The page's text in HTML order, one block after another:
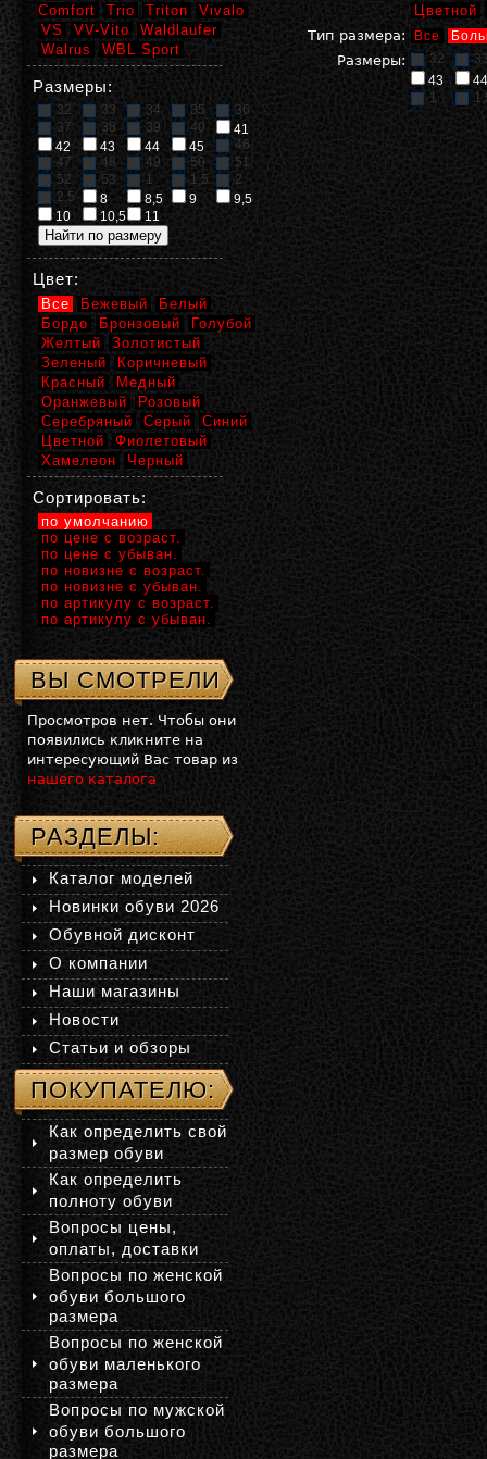
Цветной
Тип размера:
Все
Размеры: 32
43
44
1
Comfort
Trio Triton
Vivalo
VS
VV-Vito
Waldlaufer
Walrus
WBL Sport
Размеры:
32 33 34 35
36
37
38 39 40
41
42
43 44 45
46
47
48 49 50
51
52
53 1 1,5
2
2,5
8 8,5 9
9,5
10
10,5 11
Цвет:
Все Бежевый
Белый
Бордо
Бронзовый
Голубой
Желтый
Золотистый
Зеленый
Коричневый
Красный
Медный
Оранжевый
Розовый
Серебряный
Серый
Синий
Цветной
Фиолетовый
Хамелеон
Черный
Сортировать:
по умолчанию
по цене с возраст.
по цене с убыван.
по новизне с возраст.
по новизне с убыван.
по артикулу с возраст.
по артикулу с убыван.
ВЫ СМОТРЕЛИ
Просмотров нет. Чтобы они
появились кликните на
интересующий Вас товар из
нашего каталога
РАЗДЕЛЫ:
Каталог моделей
Новинки обуви 2026
Обувной дисконт
О компании
Наши магазины
Новости
Статьи и обзоры
ПОКУПАТЕЛЮ:
Как определить свой
размер обуви
Как определить
полноту обуви
Вопросы цены,
оплаты, доставки
Вопросы по женской
обуви большого
размера
Вопросы по женской
обуви маленького
размера
Вопросы по мужской
обуви большого
размера